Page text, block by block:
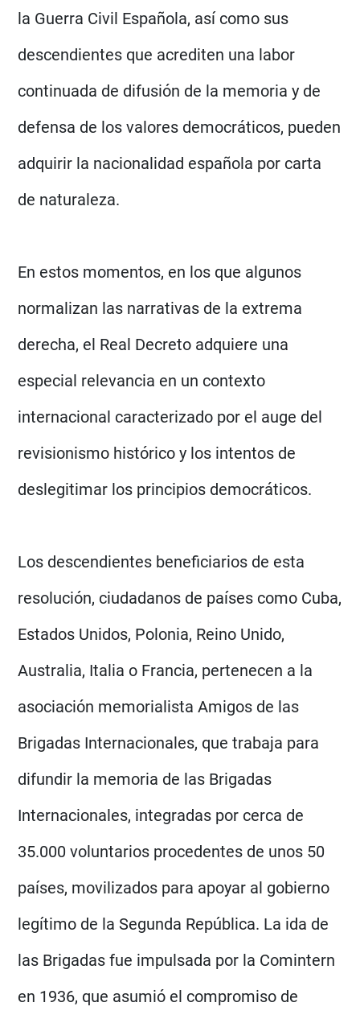
la Guerra Civil Española, así como sus
descendientes que acrediten una labor
continuada de difusión de la memoria y de
defensa de los valores democráticos, pueden
adquirir la nacionalidad española por carta
de naturaleza.
En estos momentos, en los que algunos
normalizan las narrativas de la extrema
derecha, el Real Decreto adquiere una
especial relevancia en un contexto
internacional caracterizado por el auge del
revisionismo histórico y los intentos de
deslegitimar los principios democráticos.
Los descendientes beneficiarios de esta
resolución, ciudadanos de países como Cuba,
Estados Unidos, Polonia, Reino Unido,
Australia, Italia o Francia, pertenecen a la
asociación memorialista Amigos de las
Brigadas Internacionales, que trabaja para
difundir la memoria de las Brigadas
Internacionales, integradas por cerca de
35.000 voluntarios procedentes de unos 50
países, movilizados para apoyar al gobierno
legítimo de la Segunda República. La ida de
las Brigadas fue impulsada por la Comintern
en 1936, que asumió el compromiso de